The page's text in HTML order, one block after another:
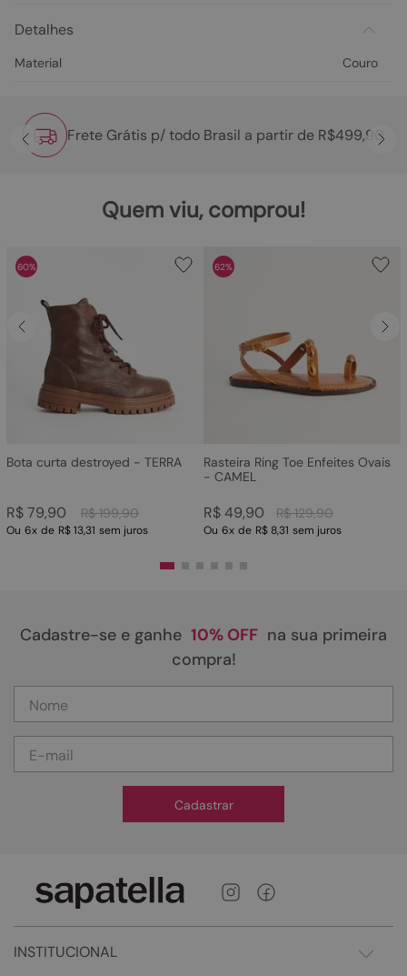
Detalhes
Material Couro
Frete Grátis p/ todo Brasil a partir de R$499,90
Quem viu, comprou!
60%
Bota curta destroyed - TERRA
R$ 199,90
R$79,90
Ou 6x de R$ 13,31 sem juros
62%
Rasteira Ring Toe Enfeites Ovais
- CAMEL
R$ 129,90
R$49,90
Ou 6x de R$ 8,31 sem juros
Cadastre-se e ganhe 10% OFF na sua primeira
compra!
Cadastrar
INSTITUCIONAL